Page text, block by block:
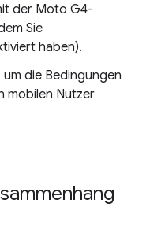
der Moto G4-
Sie
haben).
um die Bedingungen
mobilen Nutzer